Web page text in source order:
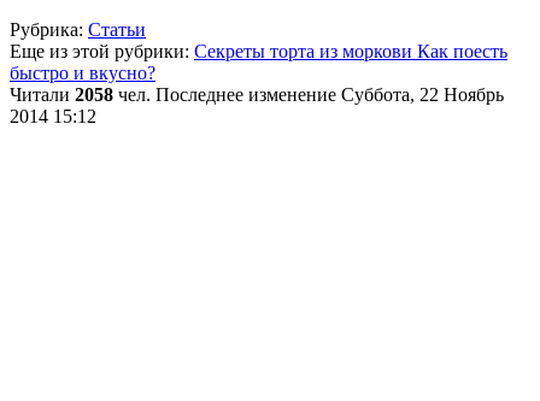
Рубрика: Статьи
Еще из этой рубрики: Секреты торта из моркови Как поесть
быстро и вкусно?
Читали 2058 чел. Последнее изменение Суббота, 22 Ноябрь
2014 15:12